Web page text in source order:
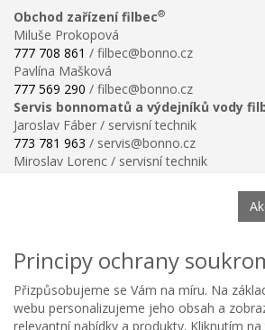
Obchod zařízení filbec®
Miluše Prokopová
777 708 861 / filbec@bonno.cz
Pavlína Mašková
777 569 290 / filbec@bonno.cz
Servis bonnomatů a výdejníků vody
Jaroslav Fáber / servisní technik
773 781 963 / servis@bonno.cz
Miroslav Lorenc / servisní technik
Ochrana osobních údajů
Poučení o právu na odstoupení od smlouvy
Reklamační řád
Reklamační protokol ke stažení
Velikostní tabulka
Principy ochrany
Přizpůsobujeme se Vám na míru. Na
webu personalizujeme jeho obsah a
relevantní nabídky a produkty. Kliknutím